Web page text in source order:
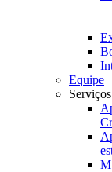
Equipe
Serviços